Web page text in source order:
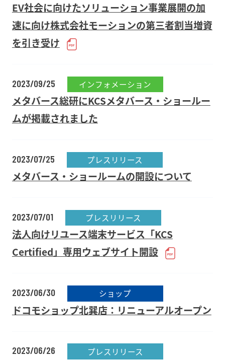
EV社会に向けたソリューション事業展開の加
速に向け株式会社モーションの第三者割当増資
を引き受け
2023/09/25 インフォメーション
メタバース総研にKCSメタバース・ショールー
ムが掲載されました
2023/07/25 プレスリリース
メタバース・ショールームの開設について
2023/07/01 プレスリリース
法人向けリユース端末サービス「KCS
Certified」専用ウェブサイト開設
2023/06/30 ショップ
ドコモショップ北巽店：リニューアルオープン
2023/06/26 プレスリリース